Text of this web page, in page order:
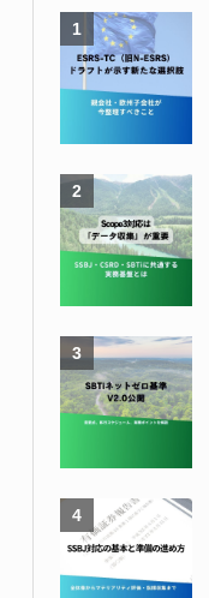
1
2
3
4